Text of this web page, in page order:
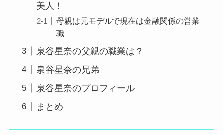
美人！
母親は元モデルで現在は金融関係の営業
職
泉谷星奈の父親の職業は？
泉谷星奈の兄弟
泉谷星奈のプロフィール
まとめ